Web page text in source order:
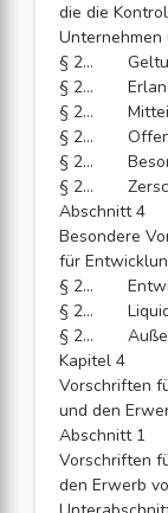
die die
§ 287
§ 288
§ 289
§ 290
§ 291
§ 292
Abschnitt 4
Besondere
für
§ 292a
§ 292b
§ 292c
Kapitel 4
Vorschriften
und den
Abschnitt 1
Vorschriften
den Erwerb